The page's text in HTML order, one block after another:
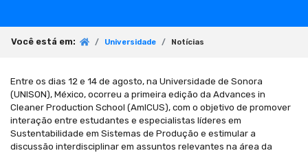
Você está em: Universidade Notícias
Entre os dias 12 e 14 de agosto, na Universidade de Sonora
(UNISON), México, ocorreu a primeira edição da Advances in
Cleaner Production School (AmICUS), com o objetivo de promover
interação entre estudantes e especialistas líderes em
Sustentabilidade em Sistemas de Produção e estimular a
discussão interdisciplinar em assuntos relevantes na área da